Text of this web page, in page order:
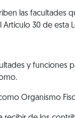
las facultades
30 de esta
y funciones
Organismo